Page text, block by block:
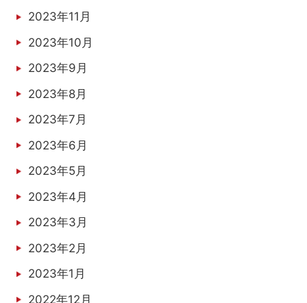
2023年11月
2023年10月
2023年9月
2023年8月
2023年7月
2023年6月
2023年5月
2023年4月
2023年3月
2023年2月
2023年1月
2022年12月